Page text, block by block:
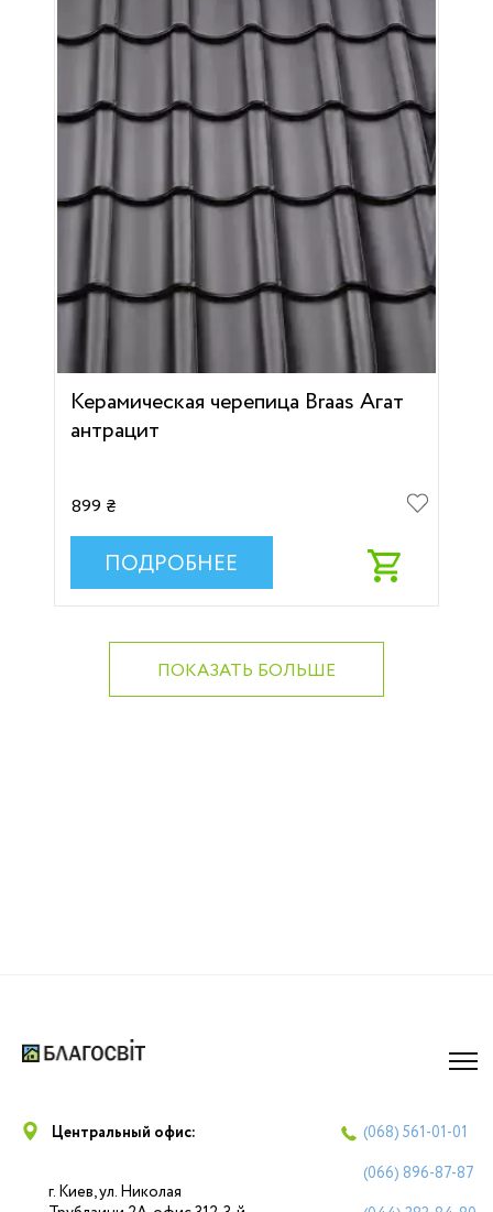
Керамическая черепица Braas Агат
антрацит
899 ₴
ПОДРОБНЕЕ
ПОКАЗАТЬ БОЛЬШЕ
Центральный офис:
г. Киев, ул. Николая
(068) 561-01-01
(066) 896-87-87